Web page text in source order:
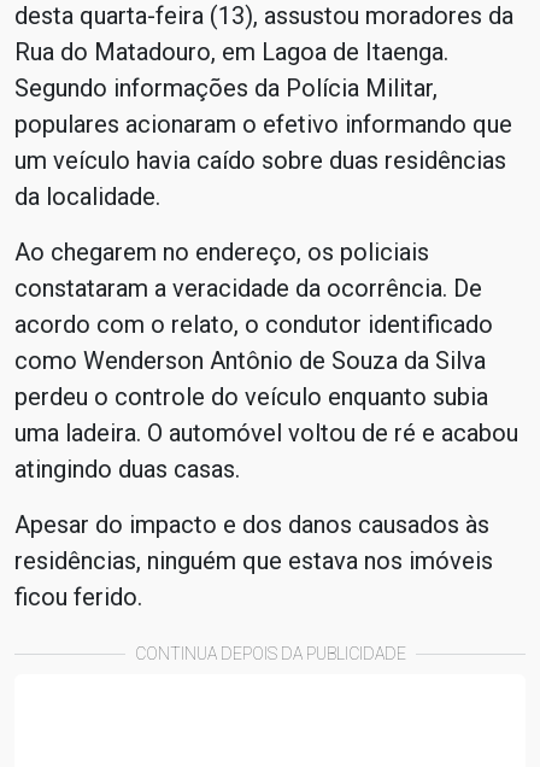
desta quarta-feira (13), assustou moradores da
Rua do Matadouro, em Lagoa de Itaenga.
Segundo informações da Polícia Militar,
populares acionaram o efetivo informando que
um veículo havia caído sobre duas residências
da localidade.
Ao chegarem no endereço, os policiais
constataram a veracidade da ocorrência. De
acordo com o relato, o condutor identificado
como Wenderson Antônio de Souza da Silva
perdeu o controle do veículo enquanto subia
uma ladeira. O automóvel voltou de ré e acabou
atingindo duas casas.
Apesar do impacto e dos danos causados às
residências, ninguém que estava nos imóveis
ficou ferido.
CONTINUA DEPOIS DA PUBLICIDADE